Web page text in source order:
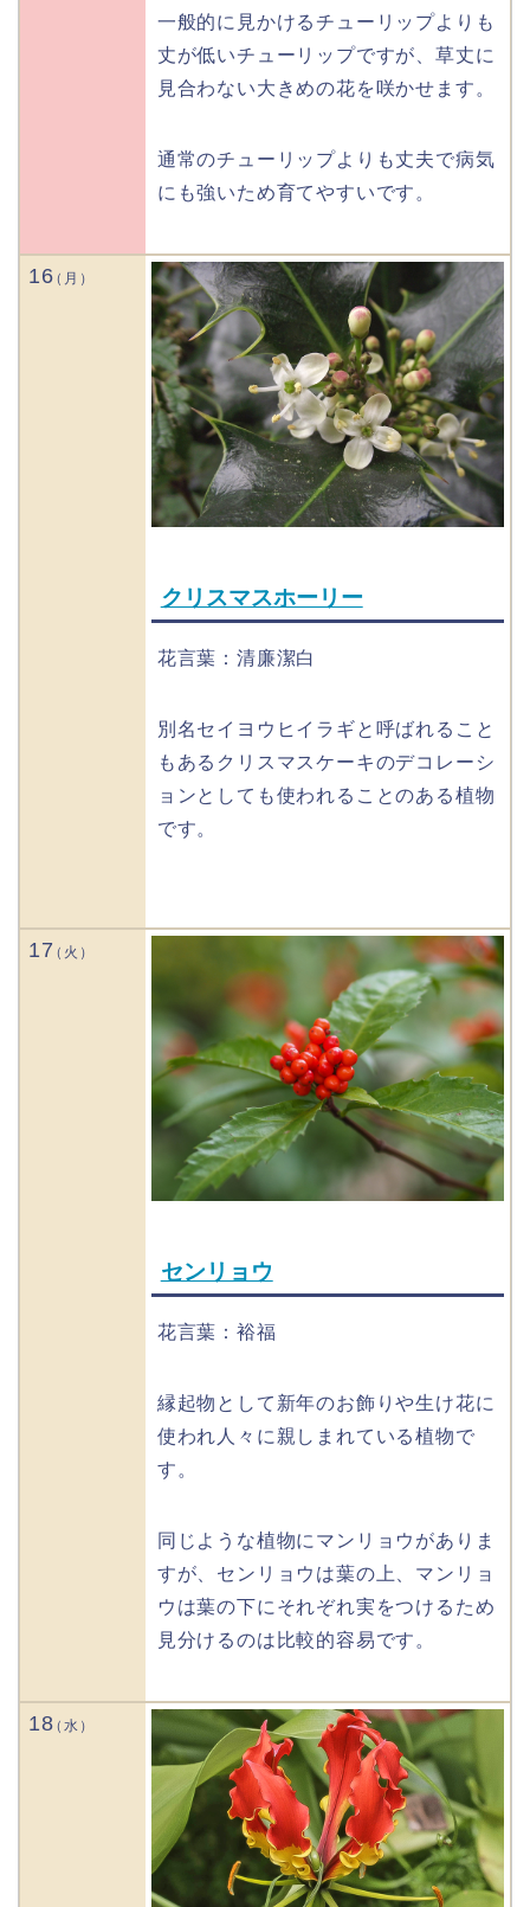
一般的に見かけるチューリップよりも
丈が低いチューリップですが、草丈に
見合わない大きめの花を咲かせます。
通常のチューリップよりも丈夫で病気
にも強いため育てやすいです。
16
クリスマスホーリー
花言葉：清廉潔白
別名セイヨウヒイラギと呼ばれること
もあるクリスマスケーキのデコレーシ
ョンとしても使われることのある植物
です。
17
センリョウ
花言葉：裕福
縁起物として新年のお飾りや生け花に
使われ人々に親しまれている植物で
す。
同じような植物にマンリョウがありま
すが、センリョウは葉の上、マンリョ
ウは葉の下にそれぞれ実をつけるため
見分けるのは比較的容易です。
18